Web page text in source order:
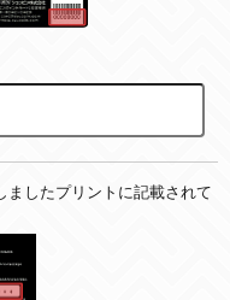
ましたプリントに記載されて